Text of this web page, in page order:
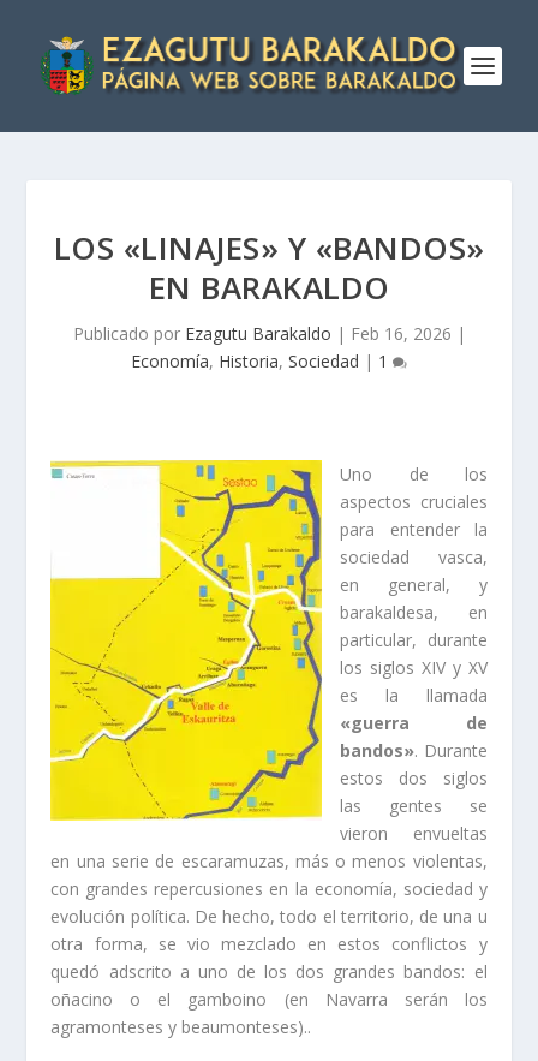
LOS «LINAJES» Y «BANDOS»
EN BARAKALDO
Publicado por Ezagutu Barakaldo | Feb 16, 2026 |
Economía, Historia, Sociedad | 1
Uno de los
aspectos cruciales
para entender la
sociedad vasca,
en general, y
barakaldesa, en
particular, durante
los siglos XIV y XV
es la llamada
«guerra de
bandos». Durante
estos dos siglos
las gentes se
vieron envueltas
en una serie de escaramuzas, más o menos violentas,
con grandes repercusiones en la economí­a, sociedad y
evolución polí­tica. De hecho, todo el territorio, de una u
otra forma, se vio mezclado en estos conflictos y
quedó adscrito a uno de los dos grandes bandos: el
oñacino o el gamboino (en Navarra serán los
agramonteses y beaumonteses)..